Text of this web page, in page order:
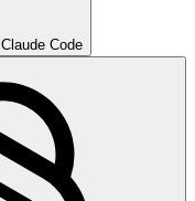
Claude Code